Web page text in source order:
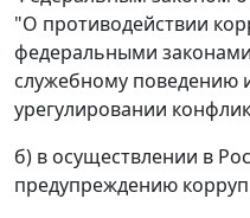
"О противодействии
федеральными
служебному поведению
урегулировании
б) в осуществлении в
предупреждению